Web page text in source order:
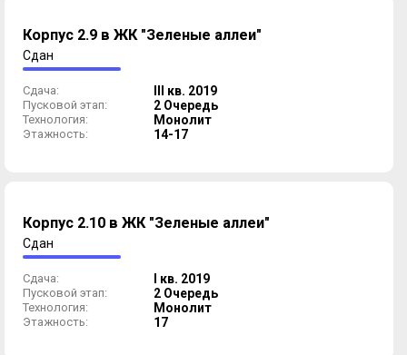
Корпус 2.9 в ЖК "Зеленые аллеи"
Сдан
Сдача: III кв. 2019
Пусковой этап: 2 Очередь
Технология: Монолит
Этажность: 14-17
Корпус 2.10 в ЖК "Зеленые аллеи"
Сдан
Сдача: I кв. 2019
Пусковой этап: 2 Очередь
Технология: Монолит
Этажность: 17